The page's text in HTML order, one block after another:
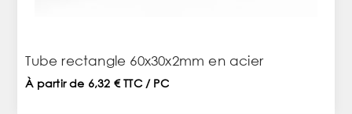
Tube rectangle 60x30x2mm en acier
À partir de 6,32 € TTC / PC